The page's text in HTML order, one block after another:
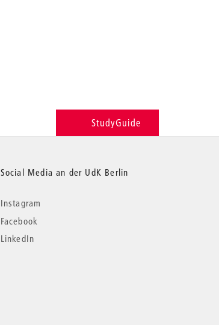
StudyGuide
Social Media an der UdK Berlin
Instagram
Facebook
LinkedIn